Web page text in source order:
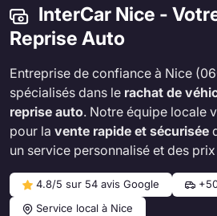
InterCar Nice -
Reprise Auto
Entreprise de confiance à Nice
spécialisés dans le rachat de
reprise auto. Notre équipe locale
pour la vente rapide et sécurisée
un service personnalisé et des
4.8/5 sur 54 avis Google
Service local à Nice